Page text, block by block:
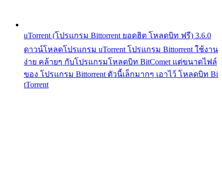
uTorrent (โปรแกรม Bittorrent ยอดฮิต โหลดบิท ฟรี) 3.6.0
ดาวน์โหลดโปรแกรม uTorrent โปรแกรม Bittorrent ใช้งาน
ง่าย คล้ายๆ กับโปรแกรมโหลดบิท BitComet แต่ขนาดไฟล์
ของ โปรแกรม Bittorrent ตัวนี้เล็กมากๆ เอาไว้ โหลดบิท Bi
tTorrent